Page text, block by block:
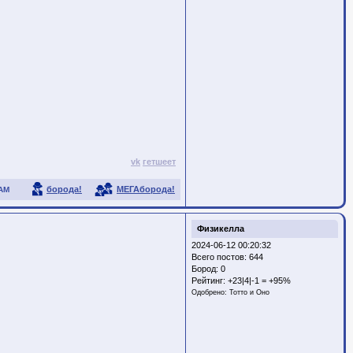
vk гетшеет
борода! МЕГАборода!
Физикелла
2024-06-12 00:20:32
Всего постов: 644
Бород: 0
Рейтинг: +23|4|-1 = +95%
Одобрено: Тотто и Оно